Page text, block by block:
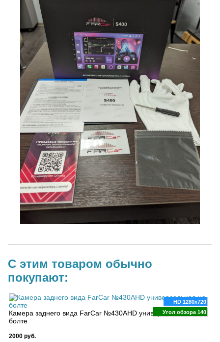
С этим товаром обычно
покупают:
HD 1280x720
Угол обзора 140
Камера заднего вида FarCar №430AHD универсальная на
болте
2000 руб.